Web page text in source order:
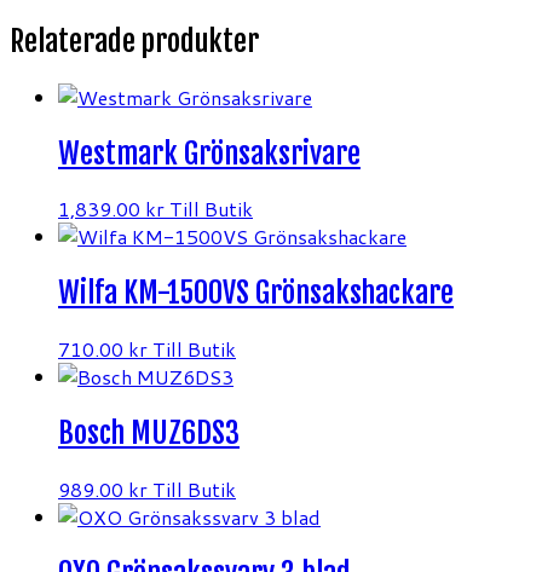
Relaterade produkter
Westmark Grönsaksrivare
1,839.00 kr Till Butik
Wilfa KM-1500VS Grönsakshackare
710.00 kr Till Butik
Bosch MUZ6DS3
989.00 kr Till Butik